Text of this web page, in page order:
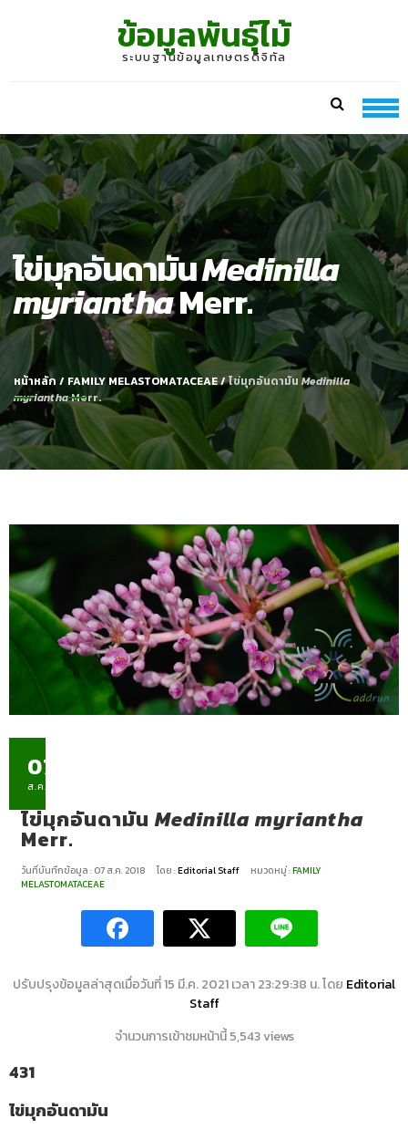
ข้อมูลพันธุ์ไม้
ระบบฐานข้อมูลเกษตรดิจิทัล
ไข่มุกอันดามันMedinilla
myrianthaMerr.
หน้าหลัก / FAMILY MELASTOMATACEAE/ไข่มุกอันดามัน Medinilla
myrianthaMerr.
07
ส.ค.
ไข่มุกอันดามันMedinilla myriantha
Merr.
วันที่บันทึกข้อมูล : 07 ส.ค. 2018 โดย :Editorial Staff หมวดหมู่ :FAMILY
MELASTOMATACEAE
ปรับปรุงข้อมูลล่าสุดเมื่อวันที่ 15 มี.ค. 2021 เวลา 23:29:38 น. โดย Editorial
Staff
จำนวนการเข้าชมหน้านี้ 5,543 views
431
ไข่มุกอันดามัน